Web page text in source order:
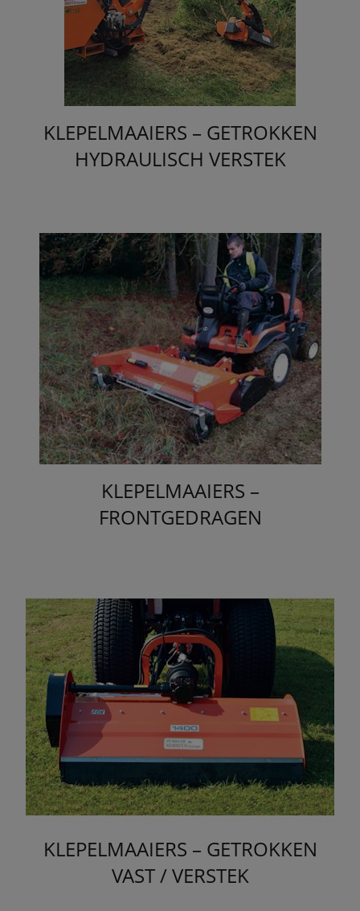
KLEPELMAAIERS – GETROKKEN
HYDRAULISCH VERSTEK
KLEPELMAAIERS –
FRONTGEDRAGEN
KLEPELMAAIERS – GETROKKEN
VAST / VERSTEK